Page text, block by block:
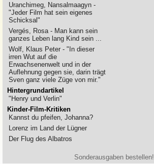
Uranchimeg, Nansalmaagyn -
"Jeder Film hat sein eigenes
Schicksal"
Vergés, Rosa - Man kann sein
ganzes Leben lang Kind sein ...
Wolf, Klaus Peter - "In dieser
irren Wut auf die
Erwachsenenwelt und in der
Auflehnung gegen sie, darin trägt
Sven ganz viele Züge von mir."
Hintergrundartikel
"Henry und Verlin"
Kinder-Film-Kritiken
Kannst du pfeifen, Johanna?
Lorenz im Land der Lügner
Der Flug des Albatros
Sonderausgaben bestellen!